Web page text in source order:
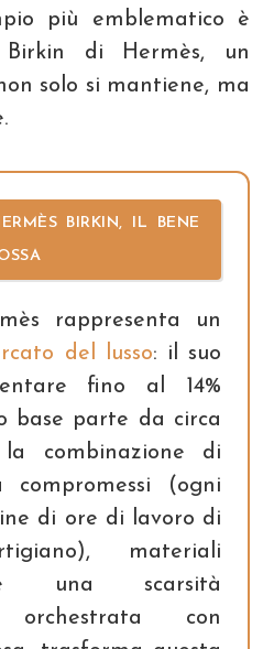
più emblematico è
di Hermès, un
solo si mantiene, ma
BIRKIN, IL BENE
rappresenta un
del lusso: il suo
fino al 14%
base parte da circa
combinazione di
compromessi (ogni
di ore di lavoro di
materiali
e una scarsità
orchestrata con